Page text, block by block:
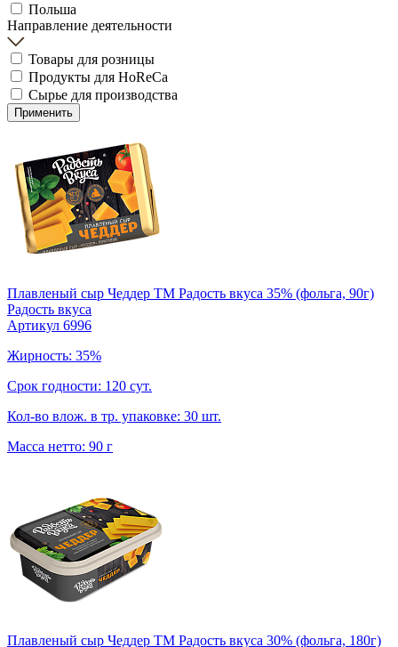
Польша
Направление деятельности
Товары для розницы
Продукты для HoReCa
Сырье для производства
Применить
Плавленый сыр Чеддер TM Радость вкуса 35% (фольга, 90г)
Радость вкуса
Артикул 6996
Жирность: 35%
Срок годности: 120 сут.
Кол-во влож. в тр. упаковке: 30 шт.
Масса нетто: 90 г
Плавленый сыр Чеддер TM Радость вкуса 30% (фольга, 180г)